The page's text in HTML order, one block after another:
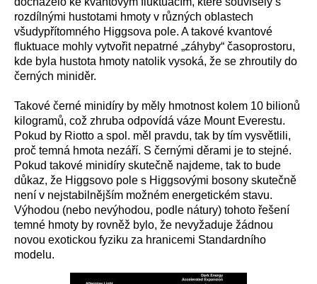
rozdílnými hustotami hmoty v různých oblastech
všudypřítomného Higgsova pole. A takové kvantové
fluktuace mohly vytvořit nepatrné „záhyby“ časoprostoru,
kde byla hustota hmoty natolik vysoká, že se zhroutily do
černých miniděr.
Takové černé minidíry by měly hmotnost kolem 10 bilionů
kilogramů, což zhruba odpovídá váze Mount Everestu.
Pokud by Riotto a spol. měl pravdu, tak by tím vysvětlili,
proč temná hmota nezáří. S černými děrami je to stejné.
Pokud takové minidíry skutečně najdeme, tak to bude
důkaz, že Higgsovo pole s Higgsovými bosony skutečně
není v nejstabilnějším možném energetickém stavu.
Výhodou (nebo nevýhodou, podle nátury) tohoto řešení
temné hmoty by rovněž bylo, že nevyžaduje žádnou
novou exotickou fyziku za hranicemi Standardního
modelu.